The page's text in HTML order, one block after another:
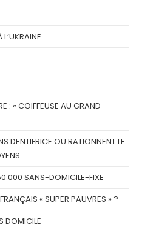
: « COIFFEUSE AU GRAND
DENTIFRICE OU RATIONNENT LE
000 SANS-DOMICILE-FIXE
« SUPER PAUVRES » ?
DOMICILE